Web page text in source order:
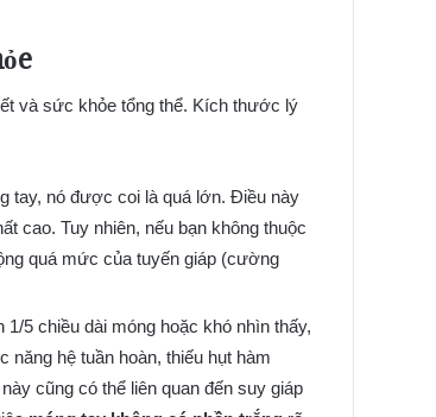
và sức khỏe tổng thể. Kích thước lý
tay, nó được coi là quá lớn. Điều này
cao. Tuy nhiên, nếu bạn không thuộc
quá mức của tuyến giáp (cường
5 chiều dài móng hoặc khó nhìn thấy,
hệ tuần hoàn, thiếu hụt hàm
cũng có thể liên quan đến suy giáp